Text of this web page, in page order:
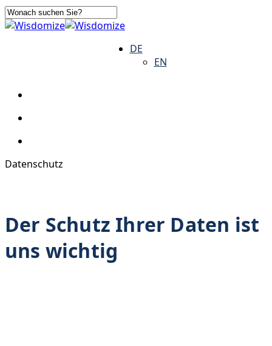
Skip
to
Close
DE
EN
search
Datenschutz
Der Schutz Ihrer Daten ist
uns wichtig